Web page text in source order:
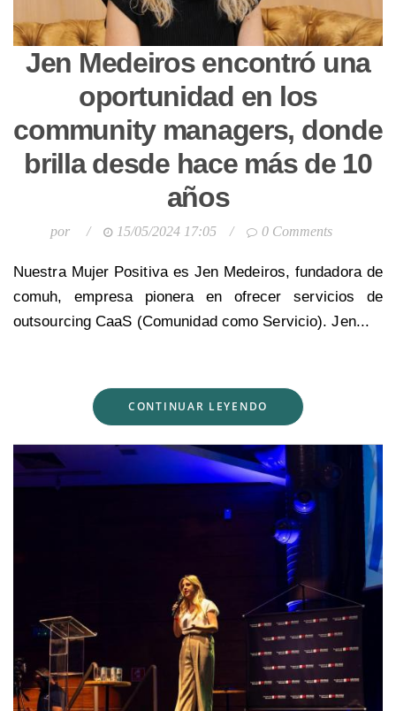
Jen Medeiros encontró una
oportunidad en los
community managers, donde
brilla desde hace más de 10
años
por / 15/05/2024 17:05 / 0 Comments
Nuestra Mujer Positiva es Jen Medeiros, fundadora de
comuh, empresa pionera en ofrecer servicios de
outsourcing CaaS (Comunidad como Servicio). Jen...
CONTINUAR LEYENDO